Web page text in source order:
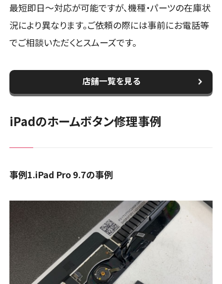
最短即日～対応が可能ですが、機種・パーツの在庫状
況により異なります。ご依頼の際には事前にお電話等
でご相談いただくとスムーズです。
店舗一覧を見る
iPadのホームボタン修理事例
事例1.iPad Pro 9.7の事例